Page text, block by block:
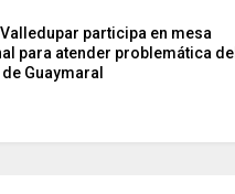
participa en mesa
para atender problemática del
Guaymaral